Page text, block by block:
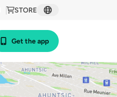
STORE
Get the app